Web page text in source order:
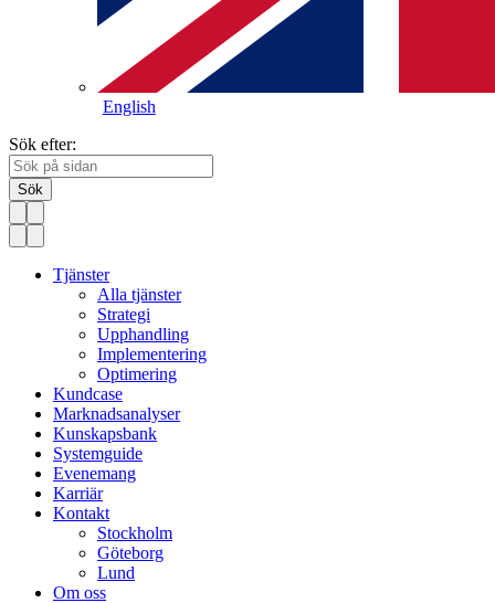
English
Sök efter:
Sök
Tjänster
Alla tjänster
Strategi
Upphandling
Implementering
Optimering
Kundcase
Marknadsanalyser
Kunskapsbank
Systemguide
Evenemang
Karriär
Kontakt
Stockholm
Göteborg
Lund
Om oss